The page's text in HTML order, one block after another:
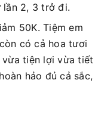
lần 2, 3 trở đi.
50K. Tiệm em
có cả hoa tươi
vừa tiện lợi vừa tiết
hảo đủ cả sắc,